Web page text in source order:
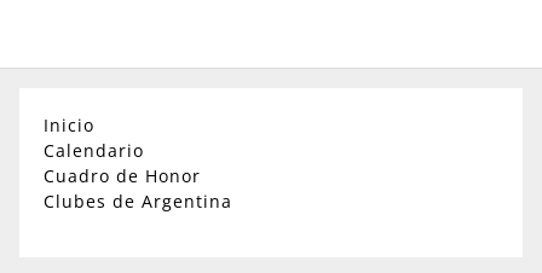
Inicio
Calendario
Cuadro de Honor
Clubes de Argentina